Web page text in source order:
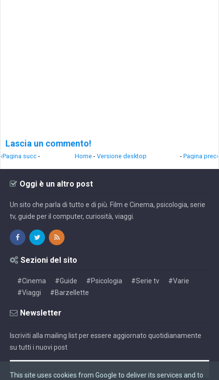
Lascia un commento!
‹Pagina succ - - Pagina prec›
Home - Versione desktop
Oggi è un altro post
Un sito che parla di tutto e di più. Film e Cinema, psicologia, serie
tv, guide per il computer, curiosità, viaggi.
Sezioni del sito
#Cinema #Guide #Psicologia #Serie tv
#Varie
#Viaggi
#Barzellette
Newsletter
Iscriviti alla mailing list per essere aggiornato quotidianamente
su tutti i nuovi post
This site uses cookies from Google to deliver its services and to